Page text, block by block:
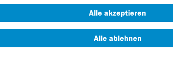
Alle akzeptieren
Alle ablehnen